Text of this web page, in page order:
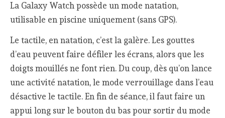
La Galaxy Watch possède un mode natation,
utilisable en piscine uniquement (sans GPS).
Le tactile, en natation, c’est la galère. Les gouttes
d’eau peuvent faire défiler les écrans, alors que les
doigts mouillés ne font rien. Du coup, dès qu’on lance
une activité natation, le mode verrouillage dans l’eau
désactive le tactile. En fin de séance, il faut faire un
appui long sur le bouton du bas pour sortir du mode